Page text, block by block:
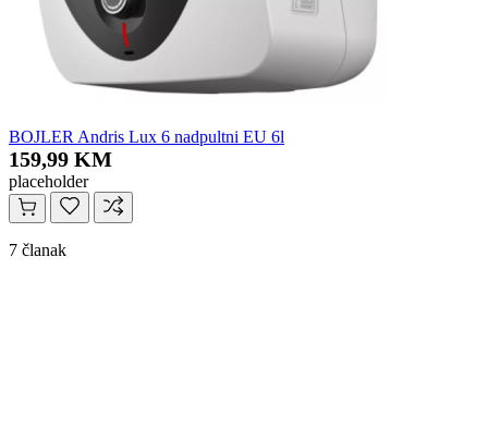
BOJLER Andris Lux 6 nadpultni EU 6l
159,99 KM
placeholder
7 članak